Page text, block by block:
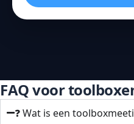
FAQ voor
❓ Wat is een